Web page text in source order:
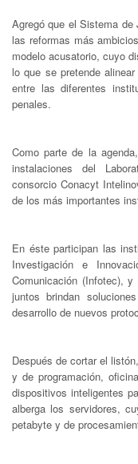
Agregó que el Sistema
las reformas más
modelo acusatorio, cuyo
lo que se pretende
entre las diferentes
penales.
Como parte de la
instalaciones del
consorcio Conacyt
de los más importantes
En éste participan las
Investigación e
Comunicación (Infotec),
juntos brindan
desarrollo de nuevos
Después de cortar el
y de programación,
dispositivos inteligentes
alberga los servidores,
petabyte y de